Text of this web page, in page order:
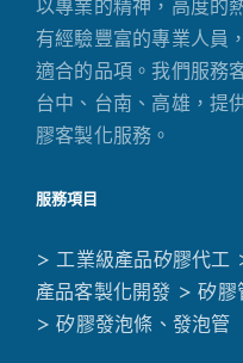
以專業的精神，高度的
有經驗豐富的專業人員
適合的品項。我們服務
台中、台南、高雄，提
膠客製化服務。
服務項目
> 工業級產品矽膠代工
產品客製化開發 > 矽膠
> 矽膠發泡條、發泡管